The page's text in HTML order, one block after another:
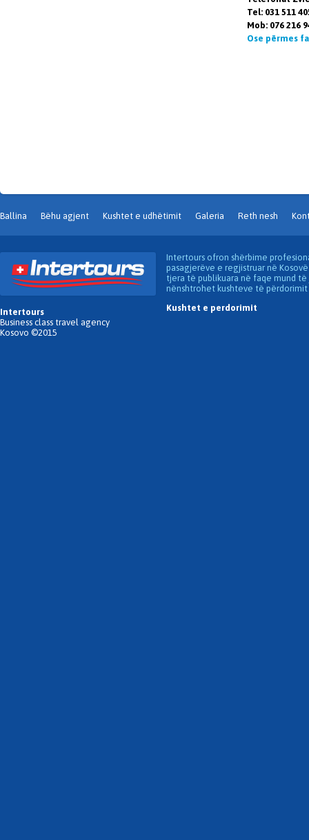
Tel: 031 511
Mob: 076 216
Ose përmes
Ballina Bëhu agjent Kushtet e udhëtimit Galeria Reth nesh
Intertours
Business class travel agency
Kosovo ©2015
Intertours ofron shërbime
pasagjerëve e regjistruar në
tjera të publikuara në faqe mund
nënshtrohet kushteve të
Kushtet e perdorimit